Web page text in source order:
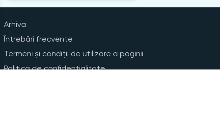
Arhiva
Întrebări frecvente
Termeni și condiții de utilizare a paginii
Politica de confidențialitate